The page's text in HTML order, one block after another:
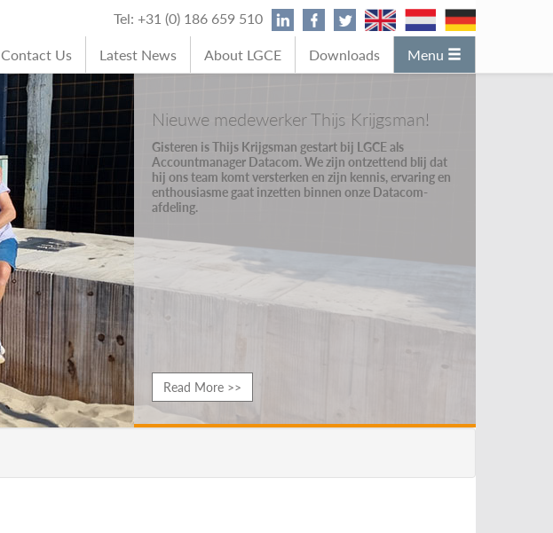
Tel: +31 (0) 186 659 510
Contact Us
Latest News About LGCE Downloads Menu
Nieuwe medewerker Thijs Krijgsman!
Gisteren is Thijs Krijgsman gestart bij LGCE als
Accountmanager Datacom. We zijn ontzettend blij dat
hij ons team komt versterken en zijn kennis, ervaring en
enthousiasme gaat inzetten binnen onze Datacom-
afdeling.
Read More >>